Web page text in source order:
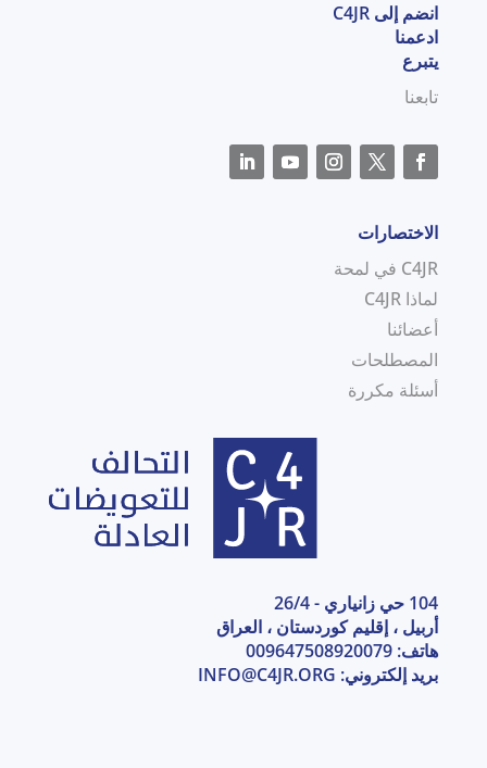
انضم إلى C4JR
ادعمنا
يتبرع
تابعنا
الاختصارات
C4JR في لمحة
لماذا C4JR
أعضائنا
المصطلحات
أسئلة مكررة
104 حي زانياري - 26/4
أربيل ، إقليم كوردستان ، العراق
هاتف: 009647508920079
بريد إلكتروني: INFO@C4JR.ORG